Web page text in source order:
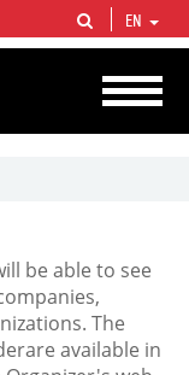
companies in the world
of proved hydrocarbon
EN
be able to see
The
available in